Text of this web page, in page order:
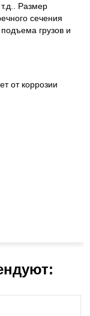
Размер
сечения
грузов и
от коррозии